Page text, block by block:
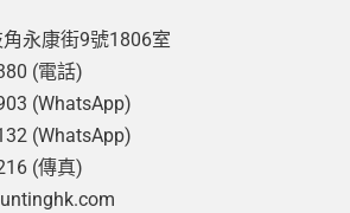
永康街9號1806室
(電話)
(WhatsApp)
(WhatsApp)
(傳真)